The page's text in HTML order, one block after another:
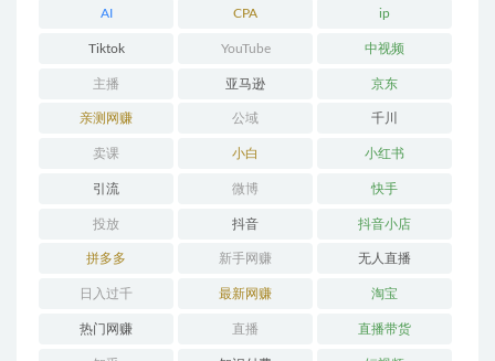
AI CPA ip
Tiktok YouTube 中视频
主播 亚马逊 京东
亲测网赚 公域 千川
卖课 小白 小红书
引流 微博 快手
投放 抖音 抖音小店
拼多多 新手网赚 无人直播
日入过千 最新网赚 淘宝
热门网赚 直播 直播带货